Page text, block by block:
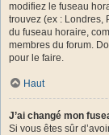
modifiez le fuseau
trouvez (ex : Londres,
du fuseau horaire,
membres du forum.
pour le faire.
Haut
J’ai changé mon
Si vous êtes sûr